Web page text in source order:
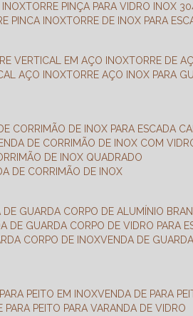
INOX TORRE PINÇA PARA VIDRO INOX
PINCA INOX TORRE DE INOX PARA
VERTICAL EM AÇO INOX TORRE DE
AÇO INOX TORRE AÇO INOX PARA
DE CORRIMÃO DE INOX PARA ESCADA
VENDA DE CORRIMÃO DE INOX COM
DE INOX QUADRADO
DE CORRIMÃO DE INOX
DE GUARDA CORPO DE ALUMÍNIO
DE GUARDA CORPO DE VIDRO PARA
CORPO DE INOX
VENDA DE
PARA PEITO EM INOX
VENDA DE PARA
PARA PEITO PARA VARANDA DE VIDRO